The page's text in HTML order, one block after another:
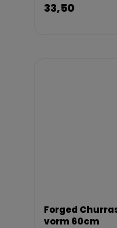
33,50
Forged
vorm 60cm